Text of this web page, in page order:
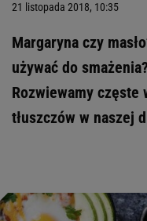
21 listopada 2018, 10:35
Margaryna czy
używać do
Rozwiewamy częste
tłuszczów w naszej